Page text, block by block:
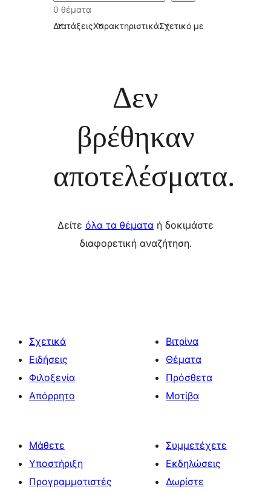
0 θέματα
ΔιατάξειςΧαρακτηριστικάΣχετικό με
Δεν
βρέθηκαν
αποτελέσματα.
Δείτε όλα τα θέματα ή δοκιμάστε
διαφορετική αναζήτηση.
Σχετικά
Ειδήσεις
Φιλοξενία
Απόρρητο
Βιτρίνα
Θέματα
Πρόσθετα
Μοτίβα
Μάθετε
Υποστήριξη
Προγραμματιστές
Συμμετέχετε
Εκδηλώσεις
Δωρίστε